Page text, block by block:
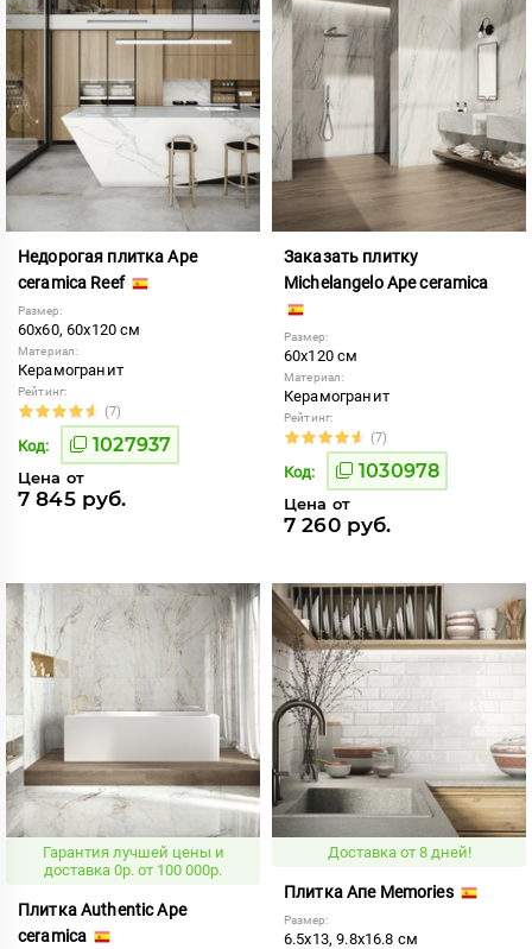
Недорогая плитка Ape
ceramica Reef
Размер:
60x60, 60x120 см
Материал:
Керамогранит
Рейтинг:
(7)
Код: 1027937
Цена от
7 845 руб.
Заказать плитку
Michelangelo Ape ceramica
Размер:
60x120 см
Материал:
Керамогранит
Рейтинг:
(7)
Код: 1030978
Цена от
7 260 руб.
Гарантия лучшей цены и
доставка 0р. от 100 000р.
Плитка Authentic Ape
ceramica
Доставка от 8 дней!
Плитка Апе Memories
Размер:
6.5x13, 9.8x16.8 см